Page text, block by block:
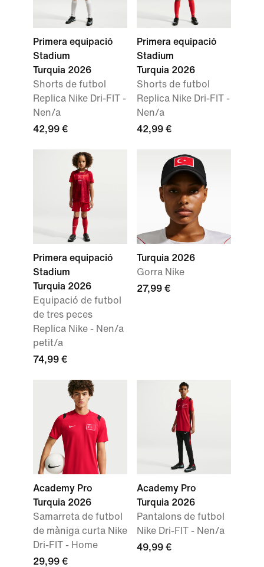
Primera equipació
Stadium
Turquia 2026
Shorts de futbol
Replica Nike Dri-FIT -
Nen/a
42,99 €
Primera equipació
Stadium
Turquia 2026
Shorts de futbol
Replica Nike Dri-FIT -
Nen/a
42,99 €
Primera equipació
Stadium
Turquia 2026
Equipació de futbol
de tres peces
Replica Nike - Nen/a
petit/a
74,99 €
Turquia 2026
Gorra Nike
27,99 €
Academy Pro
Turquia 2026
Samarreta de futbol
de màniga curta Nike
Dri-FIT - Home
29,99 €
Academy Pro
Turquia 2026
Pantalons de futbol
Nike Dri-FIT - Nen/a
49,99 €